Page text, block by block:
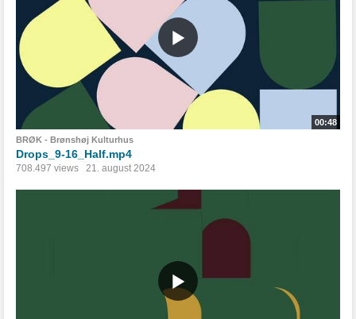
00:48
BRØK - Brønshøj Kulturhus
Drops_9-16_Half.mp4
708.497 views 21. august 2024